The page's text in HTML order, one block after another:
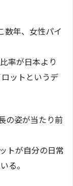
数年、女性パイ
率が日本より
ットというデ
の姿が当たり前
トが自分の日常
る。